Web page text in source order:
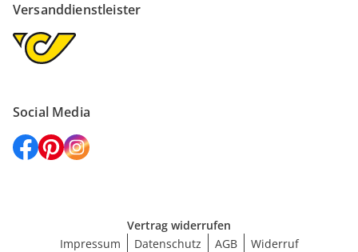
Versanddienstleister
Social Media
Vertrag widerrufen
Impressum
Datenschutz AGB
Widerruf